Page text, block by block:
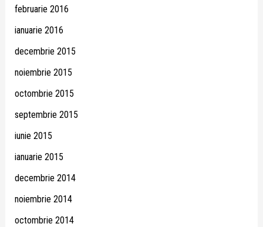
februarie 2016
ianuarie 2016
decembrie 2015
noiembrie 2015
octombrie 2015
septembrie 2015
iunie 2015
ianuarie 2015
decembrie 2014
noiembrie 2014
octombrie 2014